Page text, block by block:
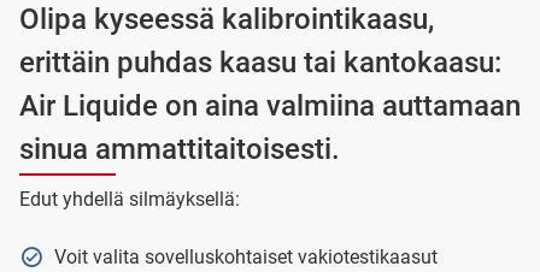
Olipa kyseessä kalibrointikaasu,
erittäin puhdas kaasu tai kantokaasu:
Air Liquide on aina valmiina auttamaan
sinua ammattitaitoisesti.
Edut yhdellä silmäyksellä:
Voit valita sovelluskohtaiset vakiotestikaasut